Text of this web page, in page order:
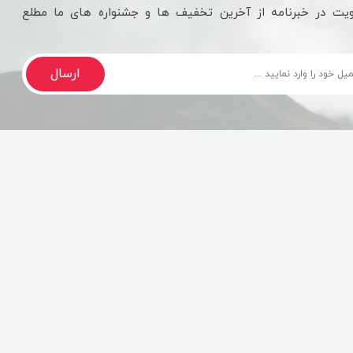
در خبرنامه از آخرین تخفیف ها و جشنواره های ما مطلع
ارسال